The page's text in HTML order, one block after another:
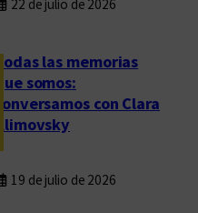
22 de julio de 2026
Todas las memorias
que somos:
conversamos con Clara
Klimovsky
19 de julio de 2026